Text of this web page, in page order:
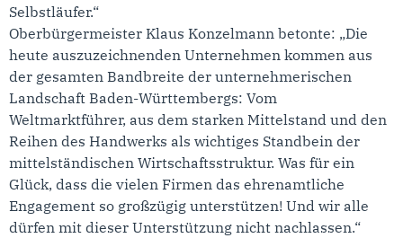
Selbstläufer.“
Oberbürgermeister Klaus Konzelmann betonte: „Die
heute auszuzeichnenden Unternehmen kommen aus
der gesamten Bandbreite der unternehmerischen
Landschaft Baden-Württembergs: Vom
Weltmarktführer, aus dem starken Mittelstand und den
Reihen des Handwerks als wichtiges Standbein der
mittelständischen Wirtschaftsstruktur. Was für ein
Glück, dass die vielen Firmen das ehrenamtliche
Engagement so großzügig unterstützen! Und wir alle
dürfen mit dieser Unterstützung nicht nachlassen.“